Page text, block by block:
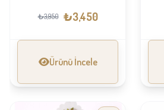
₺3,950 ₺3,450
Ürünü İncele